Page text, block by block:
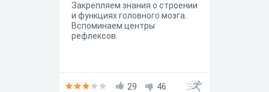
Закрепляем знания о строении
и функциях головного мозга.
Вспоминаем центры
рефлексов.
29 46